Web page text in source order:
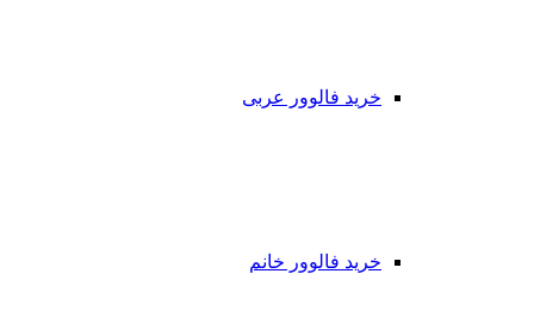
خرید فالوور عربی
خرید فالوور خانم